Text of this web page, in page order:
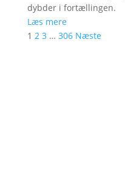
dybder i fortællingen.
Læs mere
1 2 3 … 306 Næste